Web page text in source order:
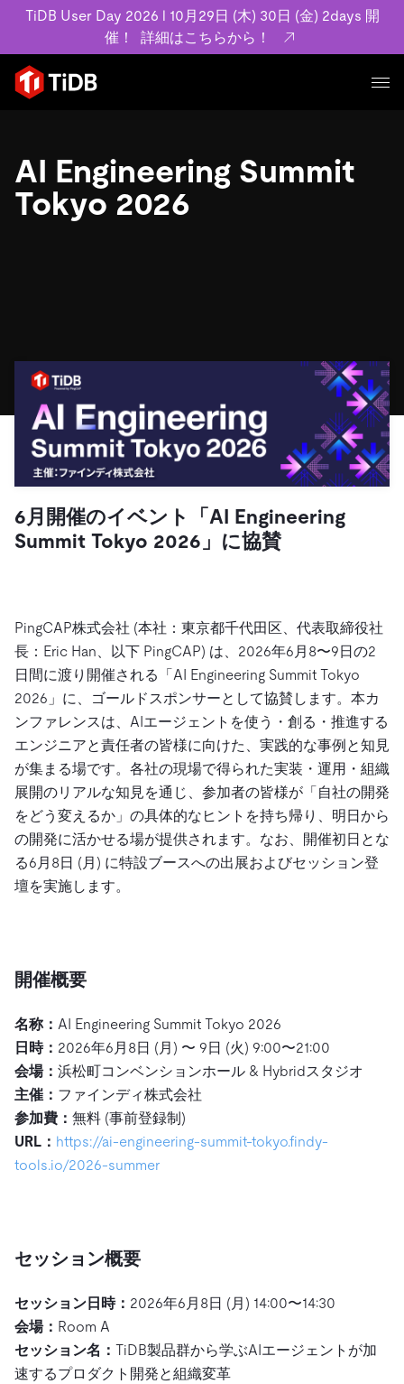
TiDB User Day 2026 l 10月29日 (木) 30日 (金) 2days 開
催！
詳細はこちらから！
プロダクト
MySQL互換の分散データベースで高可用性と水平スケー
ラビリティを備え大規模データをリアルタイムで処理でき
ます。
料金
エコシステム
Integrations
TiKV
TiSpark
OSS Insight
ユースケース
事例記事
SaaS
ユースケース
運用インテリジェンスの活用
Build GenAI Applications
リソース
エンゲージメント
イベント
Developer Hub
Discord Community
PingCAP University
TiDB Labs 認定資格試験
基本規約、TiDBクラウドサービス契約、SLA、利用規約、
プライバシーポリシーなど、契約関連の情報を紹介しま
す。
Trust Hub
お客様のデータの機密性、可用性、安全性について紹介し
ます。
キャリア
パートナー
お問い合わせ
ドキュメント
ドキュメント
TiDB Cloud
TiDB
開発者ガイド
無料で始める
AI Engineering Summit
Tokyo 2026
6月開催のイベント「AI Engineering
Summit Tokyo 2026」に協賛
PingCAP株式会社 (本社：東京都千代田区、代表取締役社
長：Eric Han、以下 PingCAP) は、2026年6月8〜9日の2
日間に渡り開催される「AI Engineering Summit Tokyo
2026」に、ゴールドスポンサーとして協賛します。本カ
ンファレンスは、AIエージェントを使う・創る・推進する
エンジニアと責任者の皆様に向けた、実践的な事例と知見
が集まる場です。各社の現場で得られた実装・運用・組織
展開のリアルな知見を通じ、参加者の皆様が「自社の開発
をどう変えるか」の具体的なヒントを持ち帰り、明日から
の開発に活かせる場が提供されます。なお、開催初日とな
る6月8日 (月) に特設ブースへの出展およびセッション登
壇を実施します。
開催概要
名称： AI Engineering Summit Tokyo 2026
日時： 2026年6月8日 (月) 〜 9日 (火) 9:00〜21:00
会場： 浜松町コンベンションホール & Hybridスタジオ
主催： ファインディ株式会社
参加費： 無料 (事前登録制)
URL： https://ai-engineering-summit-tokyo.findy-
tools.io/2026-summer
セッション概要
セッション日時： 2026年6月8日 (月) 14:00〜14:30
会場： Room A
セッション名： TiDB製品群から学ぶAIエージェントが加
速するプロダクト開発と組織変革